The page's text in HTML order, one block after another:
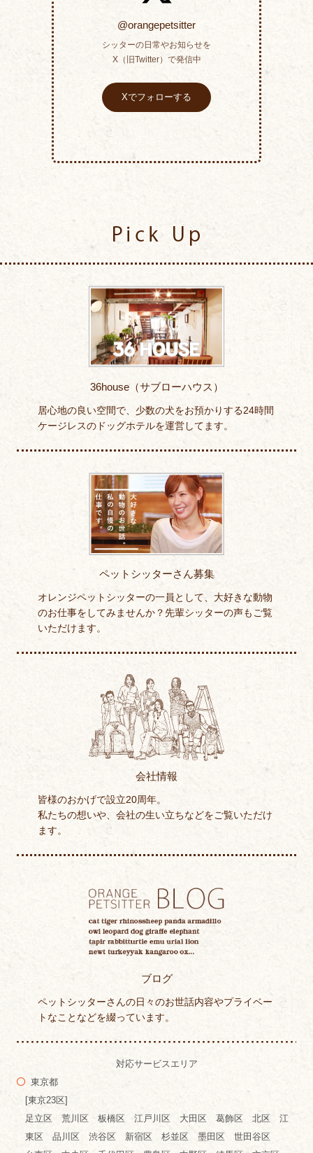
@orangepetsitter
シッターの日常やお知らせを
X（旧Twitter）で発信中
Xでフォローする
36house（サブローハウス）
居心地の良い空間で、少数の犬をお預かりする24時間
ケージレスのドッグホテルを運営してます。
ペットシッターさん募集
オレンジペットシッターの一員として、大好きな動物
のお仕事をしてみませんか？先輩シッターの声もご覧
いただけます。
会社情報
皆様のおかげで設立20周年。
私たちの想いや、会社の生い立ちなどをご覧いただけ
ます。
ブログ
ペットシッターさんの日々のお世話内容やプライベー
トなことなどを綴っています。
対応サービスエリア
東京都
[東京23区]
足立区 荒川区 板橋区 江戸川区 大田区 葛飾区 北区 江
東区 品川区 渋谷区 新宿区 杉並区 墨田区 世田谷区